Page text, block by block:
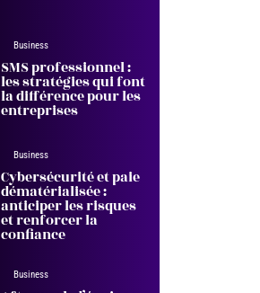
Business
SMS professionnel :
les stratégies qui font
la différence pour les
entreprises
Business
Cybersécurité et paie
dématérialisée :
anticiper les risques
et renforcer la
confiance
Business